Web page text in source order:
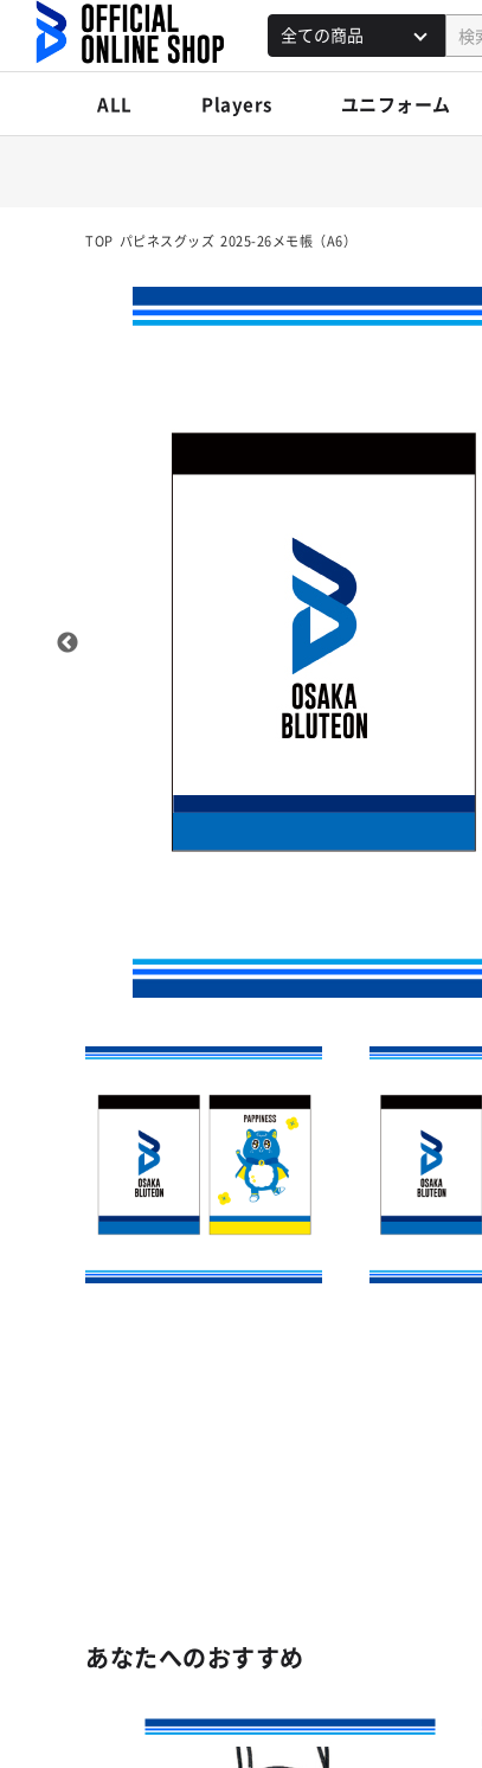
ALL Players ユニフォーム
TOP パピネスグッズ 2025-26メモ帳（A6）
あなたへのおすすめ